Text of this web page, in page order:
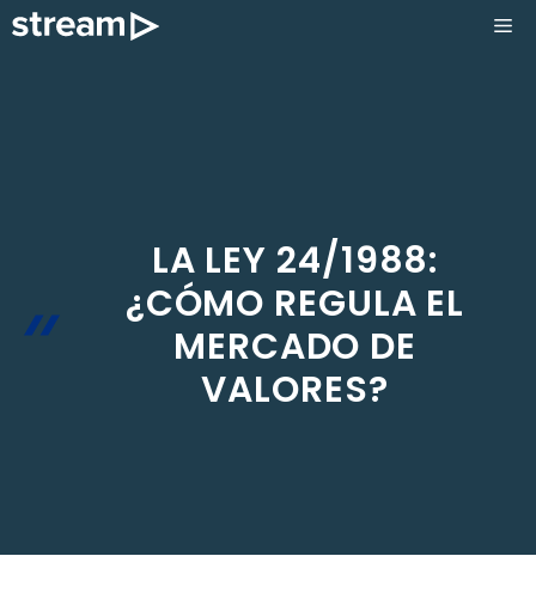
Saltar
LA LEY 24/1988:
¿CÓMO REGULA EL
MERCADO DE
VALORES?